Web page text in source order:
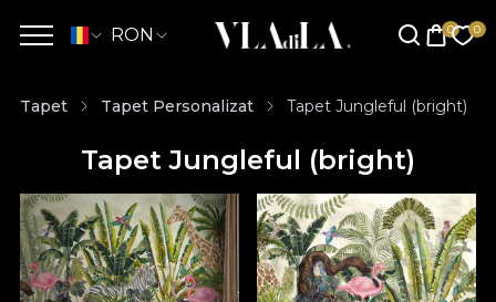
RON
Tapet Tapet Personalizat Tapet Jungleful (bright)
Tapet Jungleful (bright)